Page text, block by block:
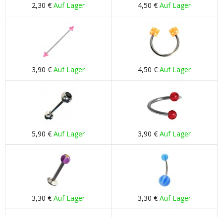
2,30 € Auf Lager 4,50 € Auf Lager
3,90 € Auf Lager 4,50 € Auf Lager
5,90 € Auf Lager 3,90 € Auf Lager
3,30 € Auf Lager 3,30 € Auf Lager